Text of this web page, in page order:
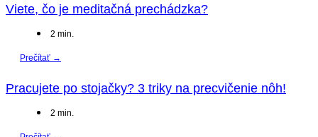
Viete, čo je meditačná prechádzka?
2 min.
Prečítať →
Pracujete po stojačky? 3 triky na precvičenie nôh!
2 min.